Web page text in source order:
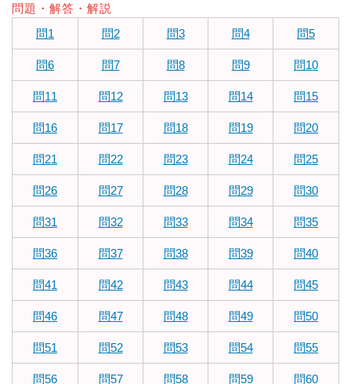
問題・解答・解説
問1
問2 問3 問4 問5
問6 問7 問8 問9 問10
問11 問12 問13 問14 問15
問16 問17 問18 問19 問20
問21 問22 問23 問24 問25
問26 問27 問28 問29 問30
問31 問32 問33 問34 問35
問36 問37 問38 問39 問40
問41 問42 問43 問44 問45
問46 問47 問48 問49 問50
問51 問52 問53 問54 問55
問56 問57 問58 問59 問60